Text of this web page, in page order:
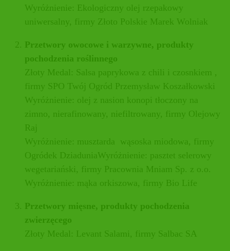
Wyróżnienie: Ekologiczny olej rzepakowy
uniwersalny, firmy Złoto Polskie Marek Wolniak
Przetwory owocowe i warzywne, produkty
pochodzenia roślinnego
Złoty Medal: Salsa paprykowa z chili i czosnkiem ,
firmy SPO Twój Ogród Przemysław Koszałkowski
Wyróżnienie: olej z nasion konopi tłoczony na
zimno, nierafinowany, niefiltrowany, firmy Olejowy
Raj
Wyróżnienie: musztarda wąsoska miodowa, firmy
Ogródek DziaduniaWyróżnienie: pasztet selerowy
wegetariański, firmy Pracownia Mniam Sp. z o.o.
Wyróżnienie: mąka orkiszowa, firmy Bio Life
Przetwory mięsne, produkty pochodzenia
zwierzęcego
Złoty Medal: Levant Salami, firmy Salbac SA